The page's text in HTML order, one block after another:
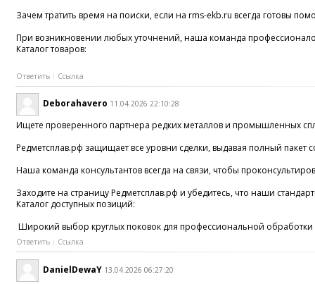
Зачем тратить время на поиски, если на rms-ekb.ru всегда готовы
При возникновении любых уточнений, наша команда
Каталог товаров:
Ответить Ссылка
Deborahavero 11.04.2026 22:10:28
Ищете проверенного партнера редких металлов и промышленных
Редметсплав.рф защищает все уровни сделки, выдавая полный
Наша команда консультантов всегда на связи, чтобы
Заходите на страницу Редметсплав.рф и убедитесь, что наши
Каталог доступных позиций:
Широкий выбор круглых поковок для профессиональной обработки
Ответить Ссылка
DanielDewaY 13.04.2026 06:27:20